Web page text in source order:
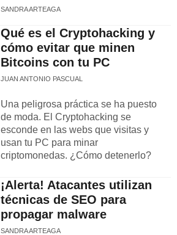
SANDRA ARTEAGA
Qué es el Cryptohacking y
cómo evitar que minen
Bitcoins con tu PC
JUAN ANTONIO PASCUAL
Una peligrosa práctica se ha puesto
de moda. El Cryptohacking se
esconde en las webs que visitas y
usan tu PC para minar
criptomonedas. ¿Cómo detenerlo?
¡Alerta! Atacantes utilizan
técnicas de SEO para
propagar malware
SANDRA ARTEAGA